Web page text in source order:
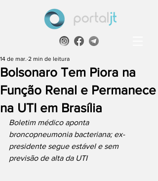
Bolsonaro Tem Piora na
Função Renal e Permanece
na UTI em Brasília
14 de mar. 2 min de leitura
Boletim médico aponta
broncopneumonia bacteriana; ex-
presidente segue estável e sem
previsão de alta da UTI